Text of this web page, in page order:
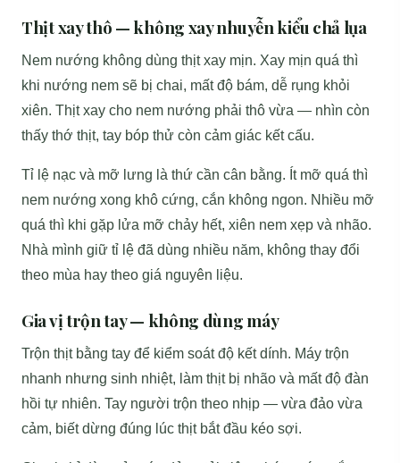
Thịt xay thô — không xay nhuyễn kiểu chả lụa
Nem nướng không dùng thịt xay mịn. Xay mịn quá thì
khi nướng nem sẽ bị chai, mất độ bám, dễ rụng khỏi
xiên. Thịt xay cho nem nướng phải thô vừa — nhìn còn
thấy thớ thịt, tay bóp thử còn cảm giác kết cấu.
Tỉ lệ nạc và mỡ lưng là thứ cần cân bằng. Ít mỡ quá thì
nem nướng xong khô cứng, cắn không ngon. Nhiều mỡ
quá thì khi gặp lửa mỡ chảy hết, xiên nem xẹp và nhão.
Nhà mình giữ tỉ lệ đã dùng nhiều năm, không thay đổi
theo mùa hay theo giá nguyên liệu.
Gia vị trộn tay — không dùng máy
Trộn thịt bằng tay để kiểm soát độ kết dính. Máy trộn
nhanh nhưng sinh nhiệt, làm thịt bị nhão và mất độ đàn
hồi tự nhiên. Tay người trộn theo nhịp — vừa đảo vừa
cảm, biết dừng đúng lúc thịt bắt đầu kéo sợi.